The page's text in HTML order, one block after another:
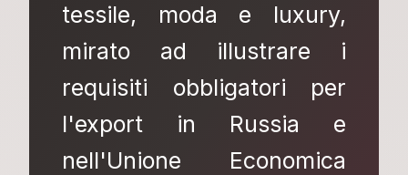
tessile, moda e luxury,
mirato ad illustrare i
requisiti obbligatori per
l'export in Russia e
nell'Unione Economica